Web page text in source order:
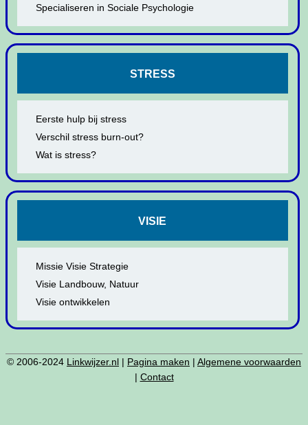
Specialiseren in Sociale Psychologie
STRESS
Eerste hulp bij stress
Verschil stress burn-out?
Wat is stress?
VISIE
Missie Visie Strategie
Visie Landbouw, Natuur
Visie ontwikkelen
© 2006-2024 Linkwijzer.nl | Pagina maken | Algemene voorwaarden
| Contact